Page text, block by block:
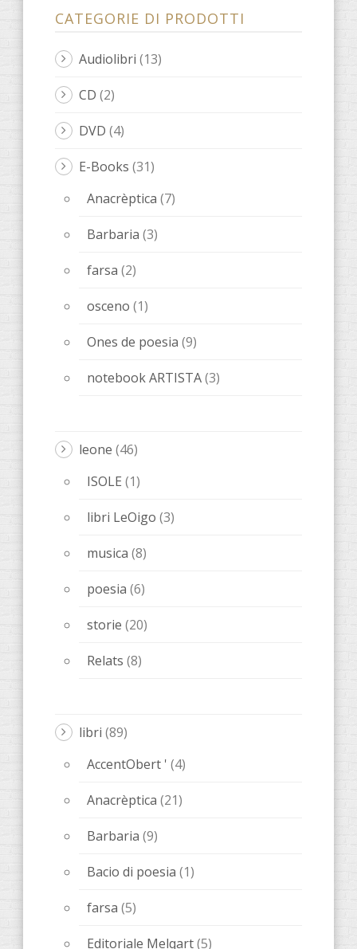
CATEGORIE DI PRODOTTI
Audiolibri (13)
CD (2)
DVD (4)
E-Books (31)
Anacrèptica (7)
Barbaria (3)
farsa (2)
osceno (1)
Ones de poesia (9)
notebook ARTISTA(3)
leone (46)
ISOLE (1)
libri LeOigo (3)
musica (8)
poesia (6)
storie (20)
Relats (8)
libri (89)
AccentObert ' (4)
Anacrèptica (21)
Barbaria (9)
Bacio di poesia (1)
farsa (5)
Editoriale Melqart(5)